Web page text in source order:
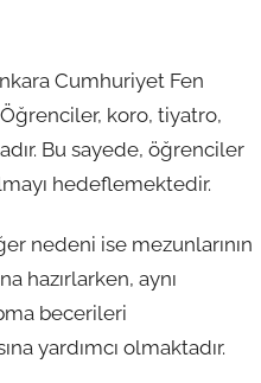
Cumhuriyet Fen
koro, tiyatro,
Bu sayede, öğrenciler
hedeflemektedir.
nedeni ise mezunlarının
hazırlarken, aynı
becerileri
yardımcı olmaktadır.